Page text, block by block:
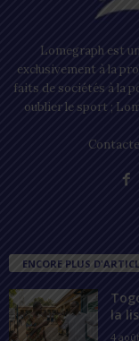
Lomegraph est
exclusivement à la
faits de sociétés à la
oublier le sport ;
ENCORE PLUS
la
4